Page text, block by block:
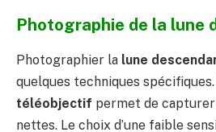
Photographie de la lune
Photographier la lune
quelques techniques
téléobjectif permet de
nettes. Le choix d’une faible